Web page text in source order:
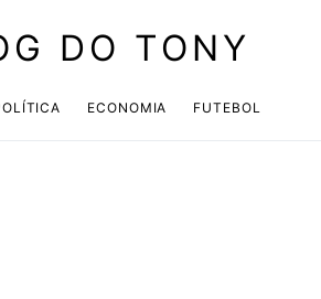
DO TONY
ECONOMIA FUTEBOL